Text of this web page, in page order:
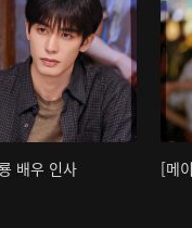
배우 인사 [메